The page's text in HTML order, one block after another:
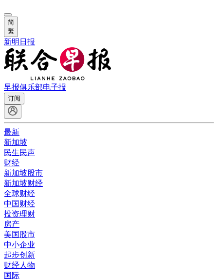
简
繁
新明日报
早报俱乐部电子报
订阅
最新
新加坡
民生民声
财经
新加坡股市
新加坡财经
全球财经
中国财经
投资理财
房产
美国股市
中小企业
起步创新
财经人物
国际